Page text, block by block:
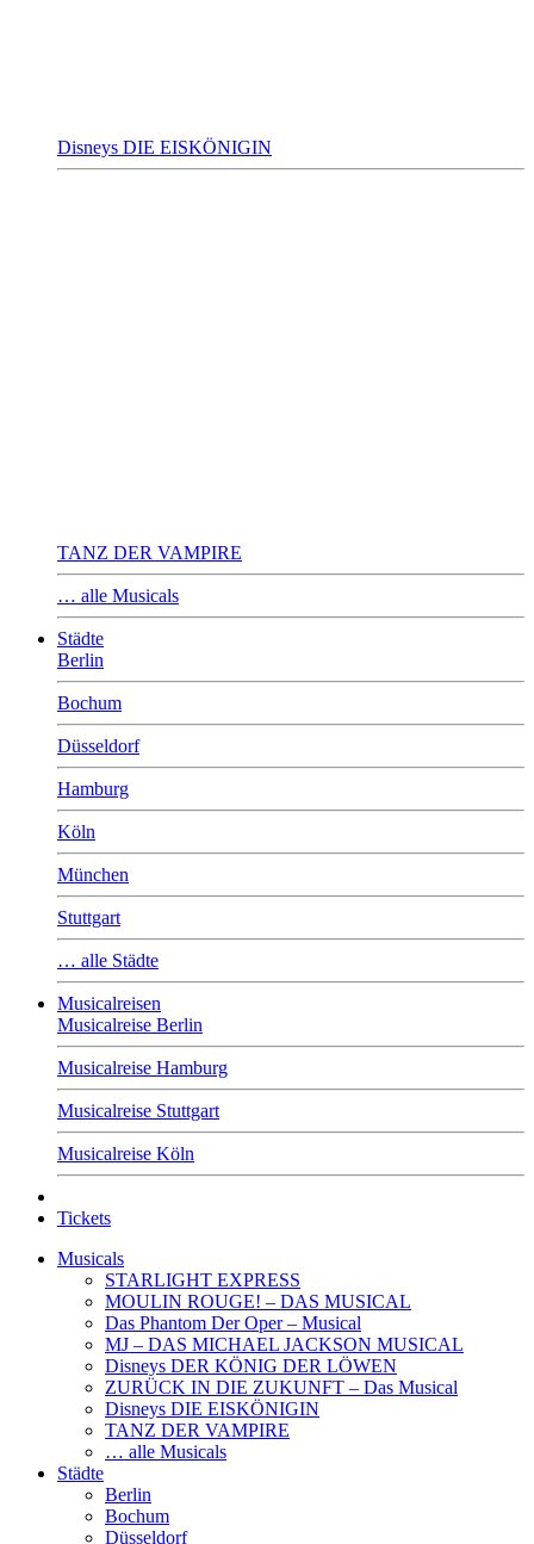
Disneys DIE EISKÖNIGIN
TANZ DER VAMPIRE
… alle Musicals
Städte
Berlin
Bochum
Düsseldorf
Hamburg
Köln
München
Stuttgart
… alle Städte
Musicalreisen
Musicalreise Berlin
Musicalreise Hamburg
Musicalreise Stuttgart
Musicalreise Köln
Tickets
Musicals
STARLIGHT EXPRESS
MOULIN ROUGE! – DAS MUSICAL
Das Phantom Der Oper – Musical
MJ – DAS MICHAEL JACKSON MUSICAL
Disneys DER KÖNIG DER LÖWEN
ZURÜCK IN DIE ZUKUNFT – Das Musical
Disneys DIE EISKÖNIGIN
TANZ DER VAMPIRE
… alle Musicals
Städte
Berlin
Bochum
Düsseldorf